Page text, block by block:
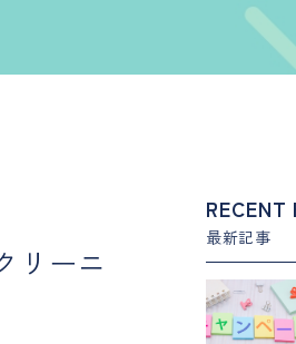
リーニ
RECENT
最新記事